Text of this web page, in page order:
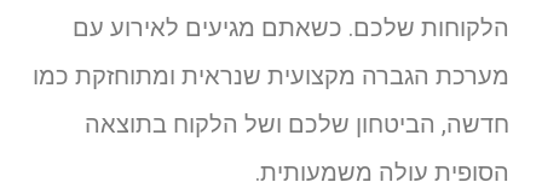
הלקוחות שלכם. כשאתם מגיעים לאירוע עם
מערכת הגברה מקצועית שנראית ומתוחזקת כמו
חדשה, הביטחון שלכם ושל הלקוח בתוצאה
הסופית עולה משמעותית.